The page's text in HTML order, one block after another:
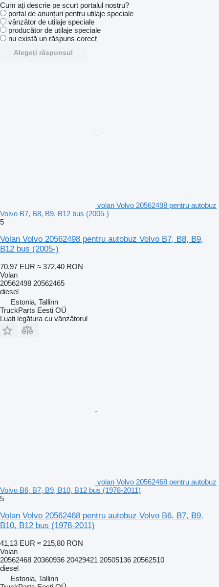
Cum ați descrie pe scurt portalul nostru?
portal de anunțuri pentru utilaje speciale
vânzător de utilaje speciale
producător de utilaje speciale
nu există un răspuns corect
Alegeți răspunsul
volan Volvo 20562498 pentru autobuz
Volvo B7, B8, B9, B12 bus (2005-)
5
Volan Volvo 20562498 pentru autobuz Volvo B7, B8, B9,
B12 bus (2005-)
70,97 EUR ≈ 372,40 RON
Volan
20562498 20562465
diesel
Estonia, Tallinn
TruckParts Eesti OÜ
Luați legătura cu vânzătorul
volan Volvo 20562468 pentru autobuz
Volvo B6, B7, B9, B10, B12 bus (1978-2011)
5
Volan Volvo 20562468 pentru autobuz Volvo B6, B7, B9,
B10, B12 bus (1978-2011)
41,13 EUR ≈ 215,80 RON
Volan
20562468 20360936 20429421 20505136 20562510
diesel
Estonia, Tallinn